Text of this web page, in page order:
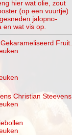
hier wat olie, zout
(op een vuurtje)
jalopno-
wat vis op.
Fruit.
Christian Steevens